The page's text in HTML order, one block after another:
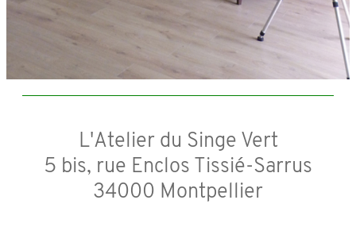
L'Atelier du Singe Vert
5 bis, rue Enclos Tissié-Sarrus
34000 Montpellier